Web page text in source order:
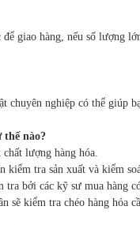
giao hàng, nếu số lượng
chuyên nghiệp có thể giúp
thế nào?
lượng hàng hóa.
kiểm tra sản xuất và kiểm
tra bởi các kỹ sư mua hàng
sẽ kiểm tra chéo hàng hóa